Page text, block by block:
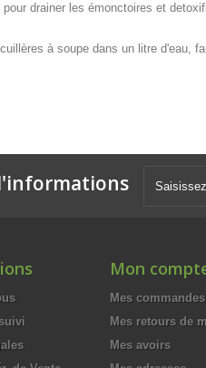
pour drainer les émonctoires et
à soupe dans un litre d'eau,
Mon
Mes commandes
Mes retours de
Mes avoirs